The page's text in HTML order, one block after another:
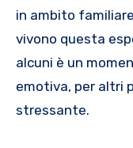
in ambito
vivono questa
alcuni è un
emotiva, per altri
stressante.